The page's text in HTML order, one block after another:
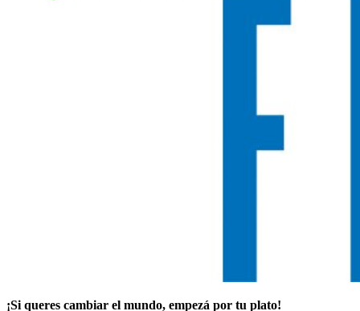
¡Si queres cambiar el mundo, empezá por tu plato!